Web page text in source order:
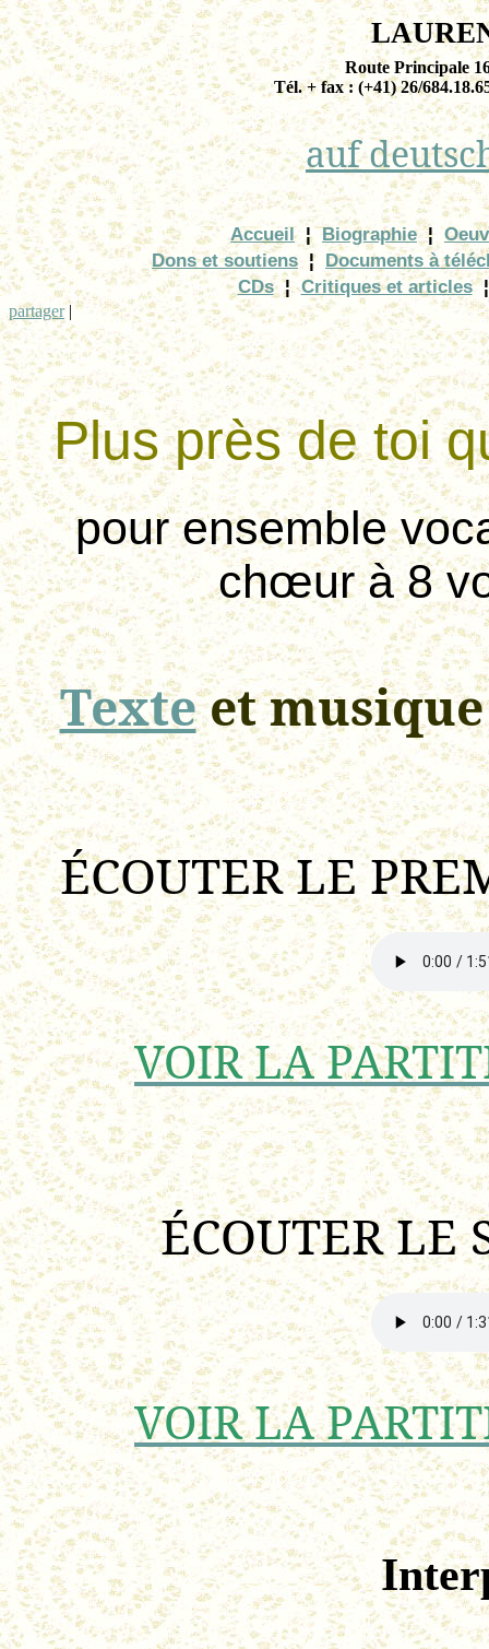
Route Principale
Tél. + fax : (+41) 26/
auf
Accueil ¦ Biographie ¦
Dons et soutiens ¦ Documents à
CDs ¦ Critiques et articles ¦
partager |
Plus près de toi
pourensemble
chœur à 8
Texte et
ÉCOUTER LE
VOIR LA
ÉCOUTER LE
VOIR LA